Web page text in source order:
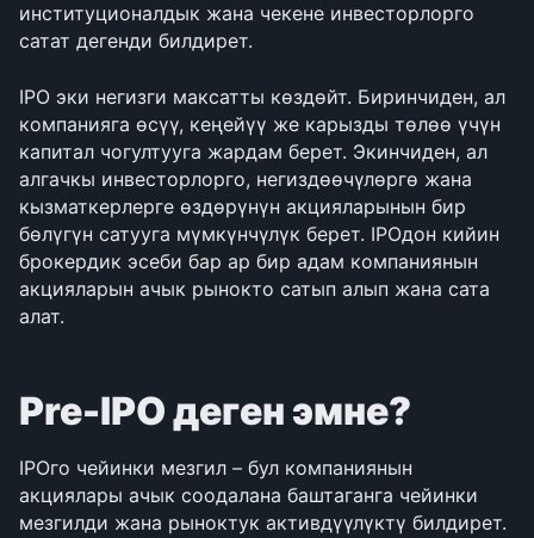
институционалдык жана чекене инвесторлорго
сатат дегенди билдирет.
IPO эки негизги максатты көздөйт. Биринчиден, ал
компанияга өсүү, кеңейүү же карызды төлөө үчүн
капитал чогултууга жардам берет. Экинчиден, ал
алгачкы инвесторлорго, негиздөөчүлөргө жана
кызматкерлерге өздөрүнүн акцияларынын бир
бөлүгүн сатууга мүмкүнчүлүк берет. IPOдон кийин
брокердик эсеби бар ар бир адам компаниянын
акцияларын ачык рынокто сатып алып жана сата
алат.
Pre-IPO деген эмне?
IPOго чейинки мезгил – бул компаниянын
акциялары ачык соодалана баштаганга чейинки
мезгилди жана рыноктук активдүүлүктү билдирет.